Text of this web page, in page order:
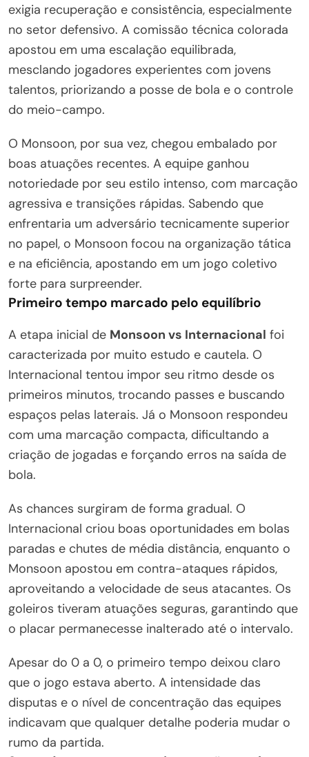
exigia recuperação e consistência, especialmente
no setor defensivo. A comissão técnica colorada
apostou em uma escalação equilibrada,
mesclando jogadores experientes com jovens
talentos, priorizando a posse de bola e o controle
do meio-campo.
O Monsoon, por sua vez, chegou embalado por
boas atuações recentes. A equipe ganhou
notoriedade por seu estilo intenso, com marcação
agressiva e transições rápidas. Sabendo que
enfrentaria um adversário tecnicamente superior
no papel, o Monsoon focou na organização tática
e na eficiência, apostando em um jogo coletivo
forte para surpreender.
Primeiro tempo marcado pelo equilíbrio
A etapa inicial de Monsoon vs Internacional foi
caracterizada por muito estudo e cautela. O
Internacional tentou impor seu ritmo desde os
primeiros minutos, trocando passes e buscando
espaços pelas laterais. Já o Monsoon respondeu
com uma marcação compacta, dificultando a
criação de jogadas e forçando erros na saída de
bola.
As chances surgiram de forma gradual. O
Internacional criou boas oportunidades em bolas
paradas e chutes de média distância, enquanto o
Monsoon apostou em contra-ataques rápidos,
aproveitando a velocidade de seus atacantes. Os
goleiros tiveram atuações seguras, garantindo que
o placar permanecesse inalterado até o intervalo.
Apesar do 0 a 0, o primeiro tempo deixou claro
que o jogo estava aberto. A intensidade das
disputas e o nível de concentração das equipes
indicavam que qualquer detalhe poderia mudar o
rumo da partida.